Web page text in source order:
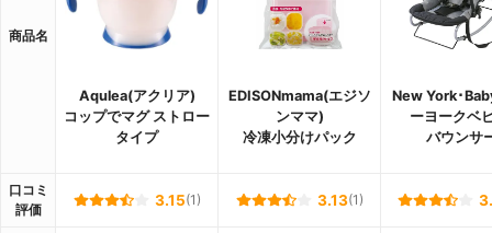
商品名
Aqulea(アクリア)
コップでマグ ストロー
タイプ
EDISONmama(エジソ
ンママ)
冷凍小分けパック
New York･
ーヨークベ
バウンサ
口コミ
評価
3.15(1) 3.13(1)